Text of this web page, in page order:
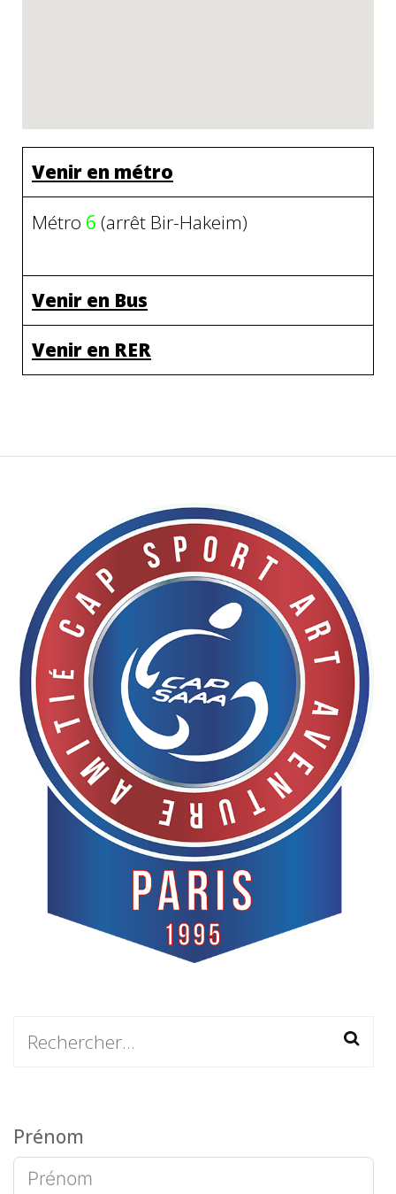
Venir en métro
Métro 6 (arrêt Bir-Hakeim)
Venir en Bus
Venir en RER
Prénom